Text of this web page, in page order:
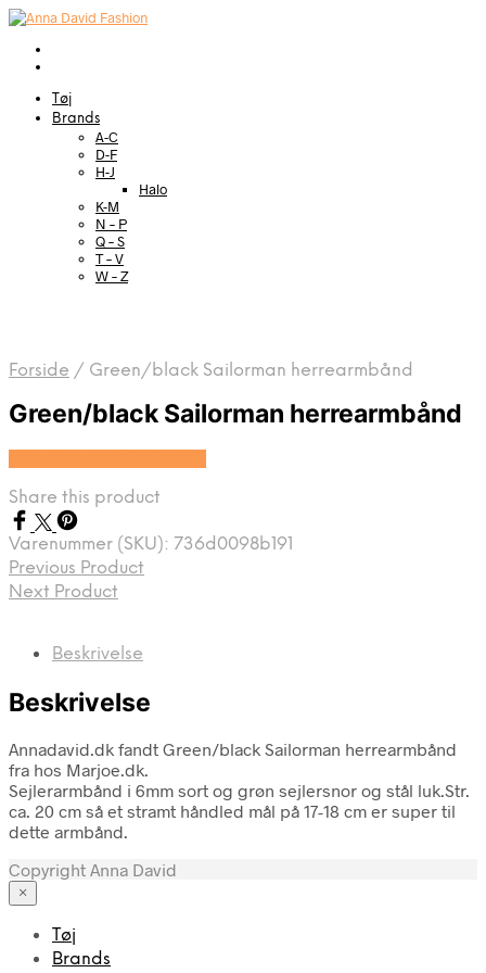
Tøj
Brands
A-C
D-F
H-J
Halo
K-M
N – P
Q – S
T – V
W – Z
Forside / Green/black Sailorman herrearmbånd
Green/black Sailorman herrearmbånd
Share this product
Varenummer (SKU): 736d0098b191
Previous Product
Next Product
Beskrivelse
Beskrivelse
Annadavid.dk fandt Green/black Sailorman herrearmbånd
fra hos Marjoe.dk.
Sejlerarmbånd i 6mm sort og grøn sejlersnor og stål luk.Str.
ca. 20 cm så et stramt håndled mål på 17-18 cm er super til
dette armbånd.
Copyright Anna David
×
Tøj
Brands